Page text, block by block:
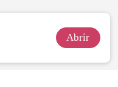
Abrir